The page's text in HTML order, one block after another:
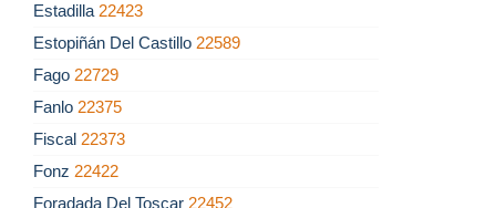
Estadilla 22423
Estopiñán Del Castillo 22589
Fago 22729
Fanlo 22375
Fiscal 22373
Fonz 22422
Foradada Del Toscar 22452